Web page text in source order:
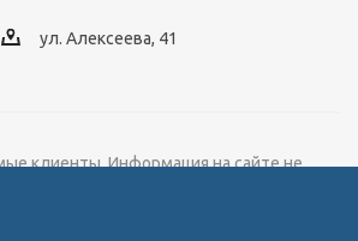
ул. Алексеева, 41
клиенты, Информация на сайте не